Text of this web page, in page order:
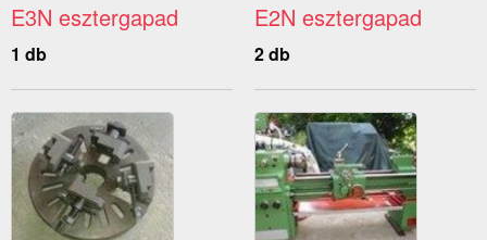
E3N esztergapad
1 db
E2N esztergapad
2 db